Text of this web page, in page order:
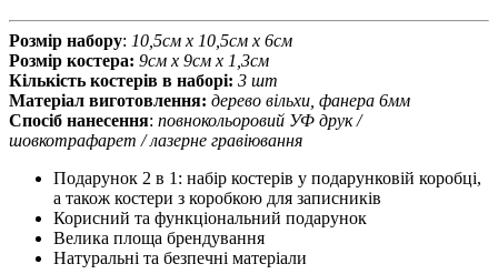
Розмір набору: 10,5см х 10,5см х 6см
Розмір костера: 9см х 9см х 1,3см
Кількість костерів в наборі: 3 шт
Матеріал виготовлення: дерево вільхи, фанера 6мм
Спосіб нанесення: повнокольоровий УФ друк /
шовкотрафарет / лазерне гравіювання
Подарунок 2 в 1: набір костерів у подарунковій коробці,
а також костери з коробкою для записників
Корисний та функціональний подарунок
Велика площа брендування
Натуральні та безпечні матеріали